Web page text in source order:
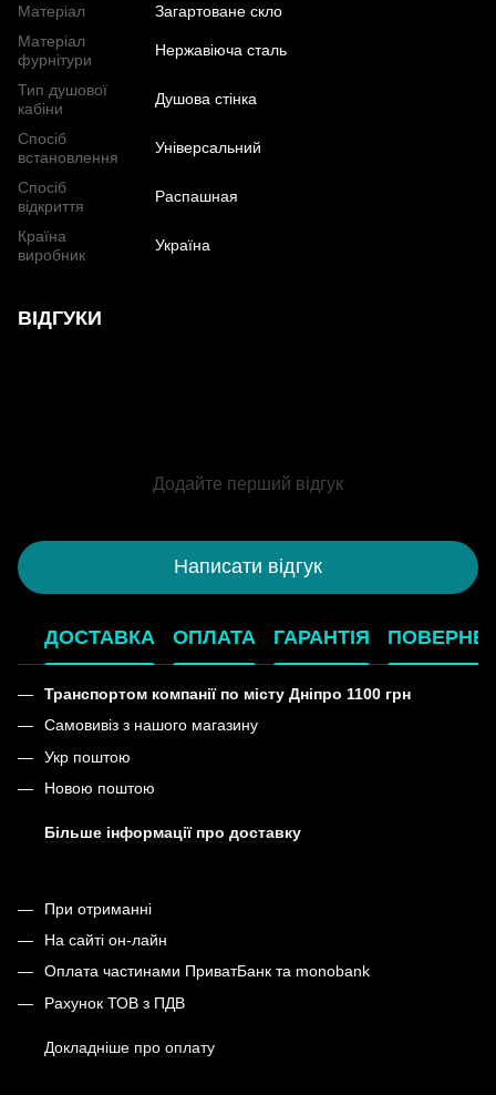
Матеріал
Загартоване скло
Матеріал
фурнітури
Нержавіюча сталь
Тип душової
кабіни
Душова стінка
Спосіб
встановлення
Універсальний
Спосіб
відкриття
Распашная
Країна
виробник
Україна
ВІДГУКИ
Додайте перший відгук
Написати відгук
ДОСТАВКА ОПЛАТА ГАРАНТІЯ
Транспортом компанії по місту Дніпро 1100 грн
Самовивіз з нашого магазину
Укр поштою
Новою поштою
Більше інформації про доставку
При отриманні
На сайті он-лайн
Оплата частинами ПриватБанк та monobank
Рахунок ТОВ з ПДВ
Докладніше про оплату